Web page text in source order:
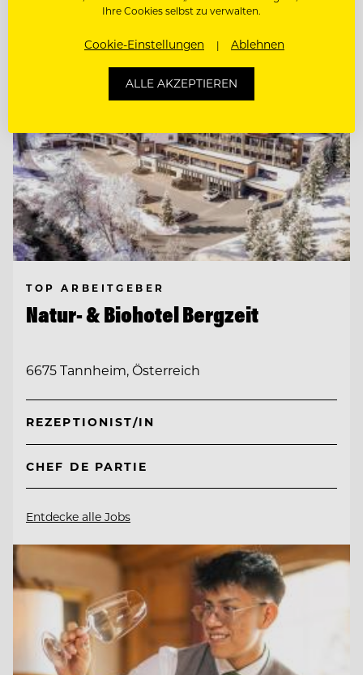
Entdecke alle Jobs
TOP ARBEITGEBER
Natur- & Biohotel Bergzeit
6675 Tannheim, Österreich
REZEPTIONIST/IN
CHEF DE PARTIE
Entdecke alle Jobs
Ihre Cookies selbst zu verwalten.
Cookie-Einstellungen Ablehnen
ALLE AKZEPTIEREN